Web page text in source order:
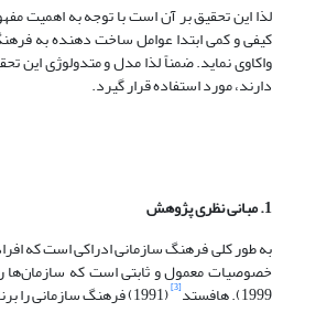
لذا این تحقیق بر آن است با توجه به اهمیت
کیفی و کمی ابتدا عوامل ساخت دهنده به
واکاوی نماید. ضمناً لذا مدل و متدولوژی این
دارند، مورد استفاده قرار گیرد.
1. مبانی نظری پژوهش
به طور کلی فرهنگ سازمانی ادراکی است که
1999). ‌هافستد [3] (1991) فرهنگ سازمانی را برنامه‌ریزی جمعی ذهن بیان می‌کند که افراد یک سازمان را از سازمانهای دیگر متمایز کند (مرتضوی، 1379).